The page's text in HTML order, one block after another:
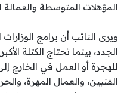
المؤهلات المتوسطة والعمالة
ويرى النائب أن برامج
الجدد، بينما تحتاج الكتلة
للهجرة أو العمل في الخارج
الفنيين، والعمال المهرة،